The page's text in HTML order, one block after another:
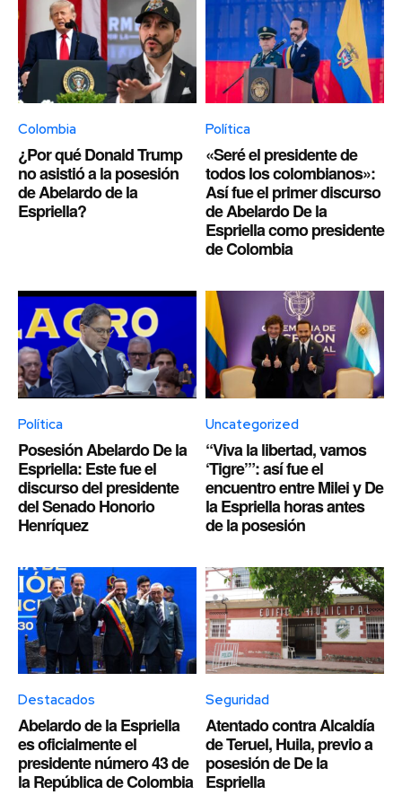
Colombia
¿Por qué Donald Trump
no asistió a la posesión
de Abelardo de la
Espriella?
Política
«Seré el presidente de
todos los colombianos»:
Así fue el primer discurso
de Abelardo De la
Espriella como presidente
de Colombia
Política
Posesión Abelardo De la
Espriella: Este fue el
discurso del presidente
del Senado Honorio
Henríquez
Uncategorized
“Viva la libertad, vamos
‘Tigre’”: así fue el
encuentro entre Milei y De
la Espriella horas antes
de la posesión
Destacados
Abelardo de la Espriella
es oficialmente el
presidente número 43 de
la República de Colombia
Seguridad
Atentado contra Alcaldía
de Teruel, Huila, previo a
posesión de De la
Espriella